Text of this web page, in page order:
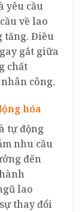
yêu cầu
về lao
tăng. Điều
gắt giữa
chất
công.
hóa
tự động
nhu cầu
đến
lao
thay đổi